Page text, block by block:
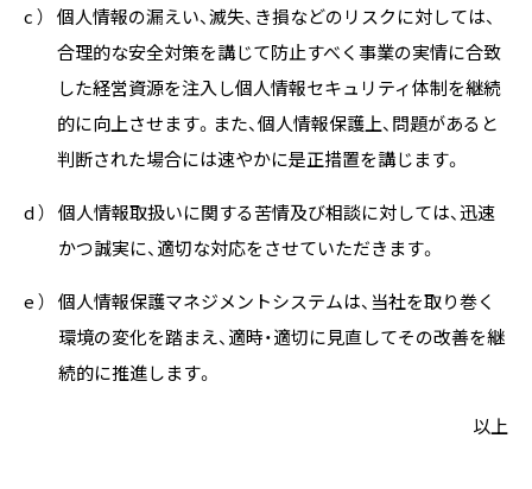
c ） 個人情報の漏えい、滅失、き損などのリスクに対しては、
合理的な安全対策を講じて防止すべく事業の実情に合致
した経営資源を注入し個人情報セキュリティ体制を継続
的に向上させます。また、個人情報保護上、問題があると
判断された場合には速やかに是正措置を講じます。
d ） 個人情報取扱いに関する苦情及び相談に対しては、迅速
かつ誠実に、適切な対応をさせていただきます。
e ） 個人情報保護マネジメントシステムは、当社を取り巻く
環境の変化を踏まえ、適時・適切に見直してその改善を継
続的に推進します。
以上